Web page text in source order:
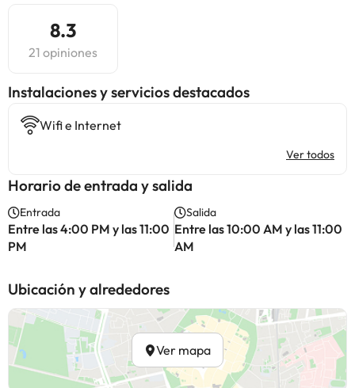
8.3
21 opiniones
Instalaciones y servicios destacados
Wifi e Internet
Ver todos
Horario de entrada y salida
Entrada
Entre las 4:00 PM y las 11:00
PM
Salida
Entre las 10:00 AM y las 11:00
AM
Ubicación y alrededores
Ver mapa